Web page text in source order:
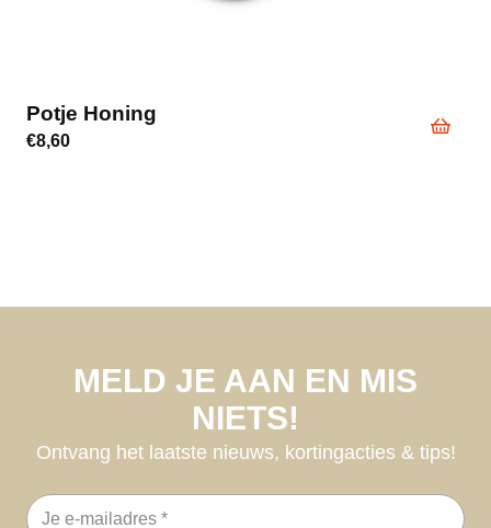
Potje Honing
€8,60
MELD JE AAN EN MIS
NIETS!
Ontvang het laatste nieuws, kortingacties & tips!
E-